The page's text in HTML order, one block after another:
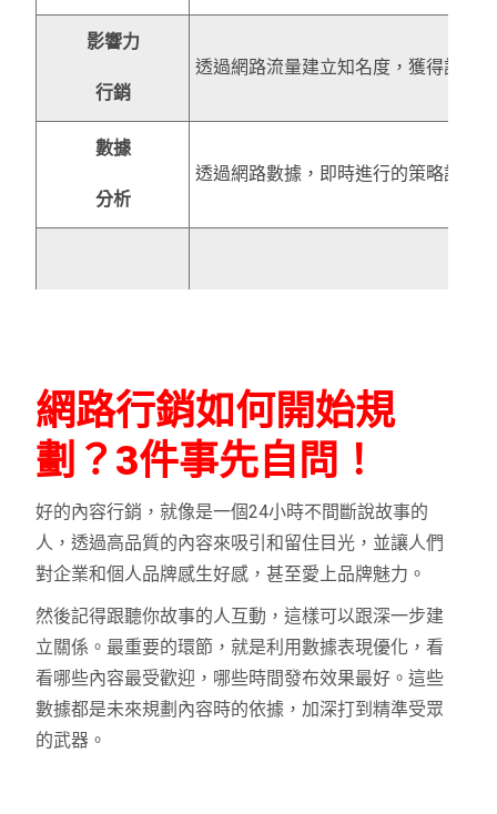
影響力
行銷
透過網路流量建立知名度，獲得話語
數據
分析
透過網路數據，即時進行的策略調整
網路行銷如何開始規
劃？3件事先自問！
好的內容行銷，就像是一個24小時不間斷說故事的
人，透過高品質的內容來吸引和留住目光，並讓人們
對企業和個人品牌感生好感，甚至愛上品牌魅力。
然後記得跟聽你故事的人互動，這樣可以跟深一步建
立關係。 最重要的環節，就是利用數據表現優化，看
看哪些內容最受歡迎，哪些時間發布效果最好。這些
數據都是未來規劃內容時的依據，加深打到精準受眾
的武器。